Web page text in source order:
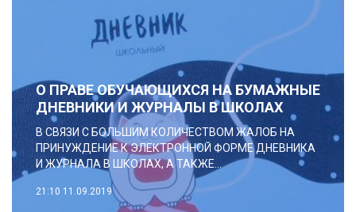
О ПРАВЕ ОБУЧАЮЩИХСЯ НА БУМАЖНЫЕ
ДНЕВНИКИ И ЖУРНАЛЫ В ШКОЛАХ
В СВЯЗИ С БОЛЬШИМ КОЛИЧЕСТВОМ ЖАЛОБ НА
ПРИНУЖДЕНИЕ К ЭЛЕКТРОННОЙ ФОРМЕ ДНЕВНИКА
И ЖУРНАЛА В ШКОЛАХ, А ТАКЖЕ...
21:10 11.09.2019